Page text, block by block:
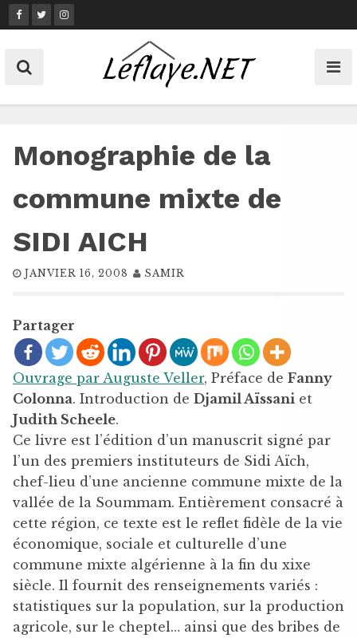
Skip
to
Monographie de la
commune mixte de
SIDI AICH
JANVIER 16, 2008 SAMIR
Partager
Ouvrage par Auguste Veller, Préface de Fanny
Colonna. Introduction de Djamil Aïssani et
Judith Scheele.
Ce livre est l’édition d’un manuscrit signé par
l’un des premiers instituteurs de Sidi Aïch,
chef-lieu d’une ancienne commune mixte de la
vallée de la Soummam. Entièrement consacré à
cette région, ce texte est le reflet fidèle de la vie
économique, sociale et culturelle d’une
commune mixte algérienne à la fin du xixe
siècle. Il fournit des renseignements variés :
statistiques sur la population, sur la production
agricole, sur le cheptel… ainsi que des bribes de